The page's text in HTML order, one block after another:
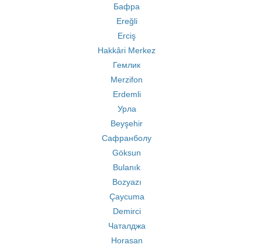
Бафра
Ereğli
Erciş
Hakkâri Merkez
Гемлик
Merzifon
Erdemli
Урла
Beyşehir
Сафранболу
Göksun
Bulanık
Bozyazı
Çaycuma
Demirci
Чаталджа
Horasan